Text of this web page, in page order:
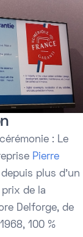
: Le
Pierre
plus d'un
prix de la
Delforge, de
100 %